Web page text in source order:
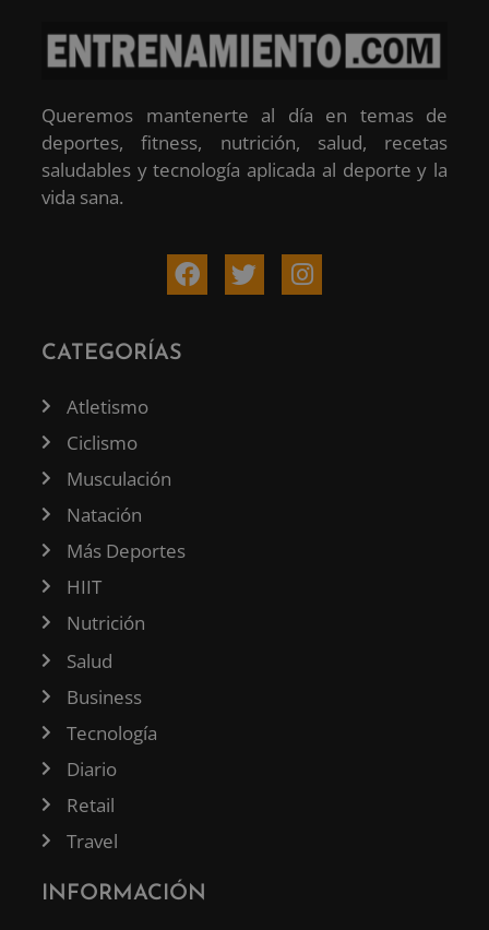
Queremos mantenerte al día en temas de
deportes, fitness, nutrición, salud, recetas
saludables y tecnología aplicada al deporte y la
vida sana.
CATEGORÍAS
Atletismo
Ciclismo
Musculación
Natación
Más Deportes
HIIT
Nutrición
Salud
Business
Tecnología
Diario
Retail
Travel
INFORMACIÓN